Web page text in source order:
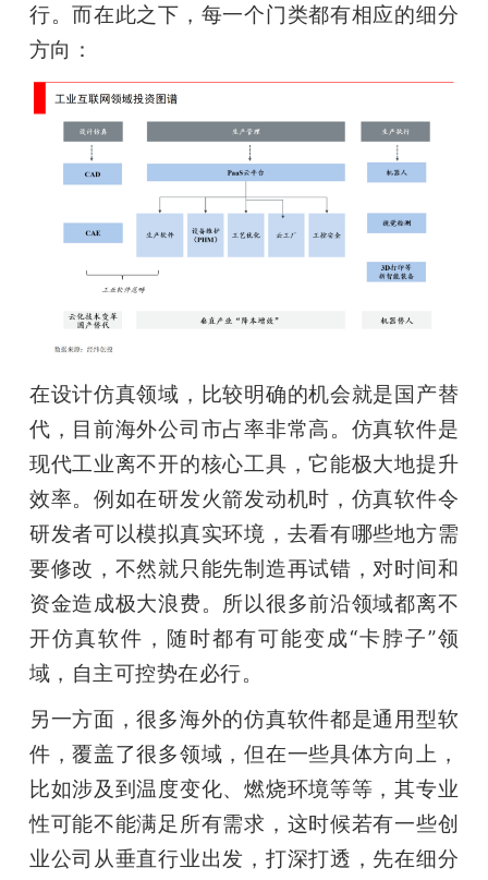
行。而在此之下，每一个门类都有相应的细分
方向：
在设计仿真领域，比较明确的机会就是国产替
代，目前海外公司市占率非常高。仿真软件是
现代工业离不开的核心工具，它能极大地提升
效率。例如在研发火箭发动机时，仿真软件令
研发者可以模拟真实环境，去看有哪些地方需
要修改，不然就只能先制造再试错，对时间和
资金造成极大浪费。所以很多前沿领域都离不
开仿真软件，随时都有可能变成“卡脖子”领
域，自主可控势在必行。
另一方面，很多海外的仿真软件都是通用型软
件，覆盖了很多领域，但在一些具体方向上，
比如涉及到温度变化、燃烧环境等等，其专业
性可能不能满足所有需求，这时候若有一些创
业公司从垂直行业出发，打深打透，先在细分